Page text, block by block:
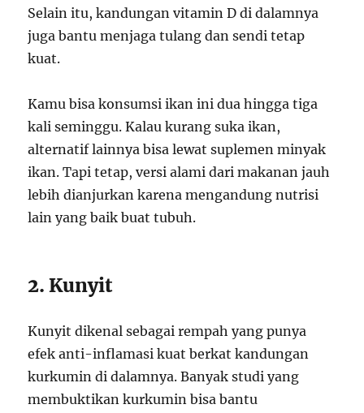
Selain itu, kandungan vitamin D di dalamnya
juga bantu menjaga tulang dan sendi tetap
kuat.
Kamu bisa konsumsi ikan ini dua hingga tiga
kali seminggu. Kalau kurang suka ikan,
alternatif lainnya bisa lewat suplemen minyak
ikan. Tapi tetap, versi alami dari makanan jauh
lebih dianjurkan karena mengandung nutrisi
lain yang baik buat tubuh.
2. Kunyit
Kunyit dikenal sebagai rempah yang punya
efek anti-inflamasi kuat berkat kandungan
kurkumin di dalamnya. Banyak studi yang
membuktikan kurkumin bisa bantu